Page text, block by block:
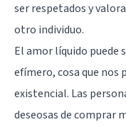
ser respetados y
otro individuo.
El amor líquido puede
efímero, cosa que nos
existencial. Las
deseosas de comprar